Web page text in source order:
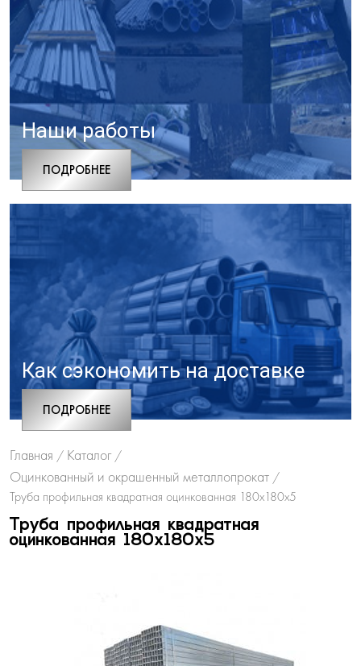
Наши работы
ПОДРОБНЕЕ
Как сэкономить на доставке
ПОДРОБНЕЕ
Главная / Каталог /
Оцинкованный и окрашенный металлопрокат /
Труба профильная квадратная оцинкованная 180х180х5
Труба профильная квадратная
оцинкованная 180х180х5